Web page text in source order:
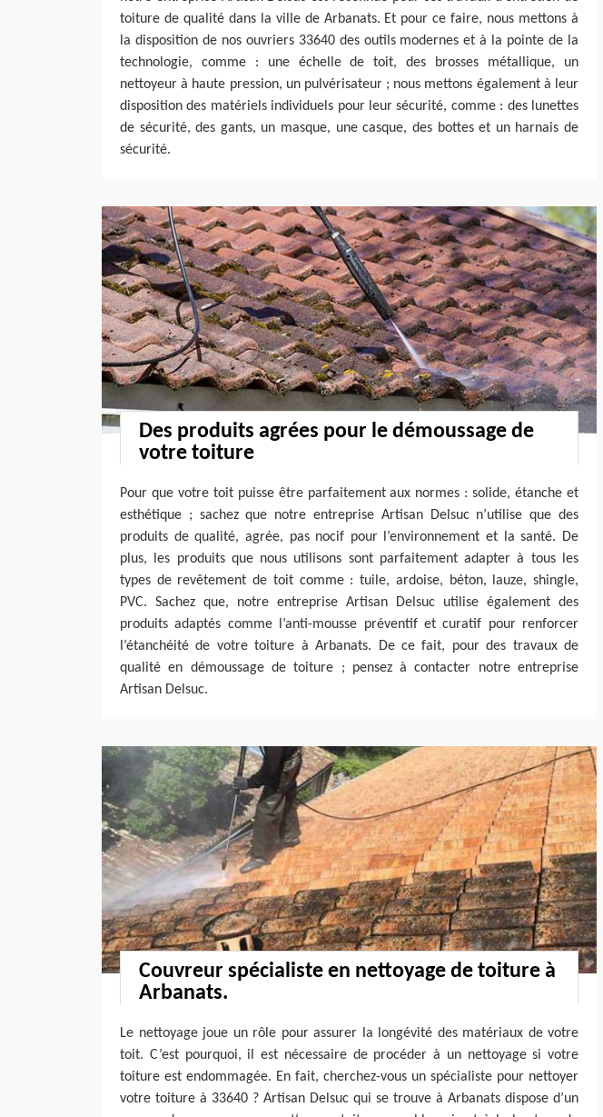
toiture de qualité dans la ville de Arbanats. Et pour ce faire, nous mettons à
la disposition de nos ouvriers 33640 des outils modernes et à la pointe de la
technologie, comme : une échelle de toit, des brosses métallique, un
nettoyeur à haute pression, un pulvérisateur ; nous mettons également à leur
disposition des matériels individuels pour leur sécurité, comme : des lunettes
de sécurité, des gants, un masque, une casque, des bottes et un harnais de
sécurité.
Des produits agrées pour le démoussage de
votre toiture
Pour que votre toit puisse être parfaitement aux normes : solide, étanche et
esthétique ; sachez que notre entreprise Artisan Delsuc n’utilise que des
produits de qualité, agrée, pas nocif pour l’environnement et la santé. De
plus, les produits que nous utilisons sont parfaitement adapter à tous les
types de revêtement de toit comme : tuile, ardoise, béton, lauze, shingle,
PVC. Sachez que, notre entreprise Artisan Delsuc utilise également des
produits adaptés comme l’anti-mousse préventif et curatif pour renforcer
l’étanchéité de votre toiture à Arbanats. De ce fait, pour des travaux de
qualité en démoussage de toiture ; pensez à contacter notre entreprise
Artisan Delsuc.
Couvreur spécialiste en nettoyage de toiture à
Arbanats.
Le nettoyage joue un rôle pour assurer la longévité des matériaux de votre
toit. C’est pourquoi, il est nécessaire de procéder à un nettoyage si votre
toiture est endommagée. En fait, cherchez-vous un spécialiste pour nettoyer
votre toiture à 33640 ? Artisan Delsuc qui se trouve à Arbanats dispose d’un